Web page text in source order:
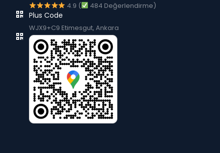
4.9 ( 484 Değerlendirme)
Plus Code
WJX9+C9 Etimesgut, Ankara